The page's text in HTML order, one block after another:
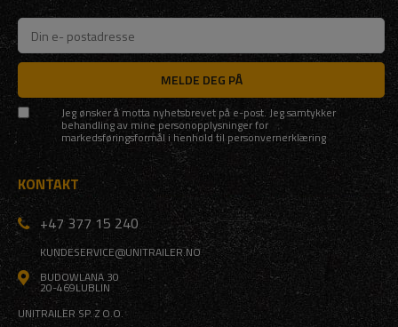
MELDE DEG PÅ
Jeg ønsker å motta nyhetsbrevet på e-post. Jeg samtykker
behandling av mine personopplysninger for
markedsføringsformål i henhold til personvernerklæring
KONTAKT
+47 377 15 240
KUNDESERVICE@UNITRAILER.NO
BUDOWLANA 30
20-469LUBLIN
UNITRAILER SP. Z O.O.